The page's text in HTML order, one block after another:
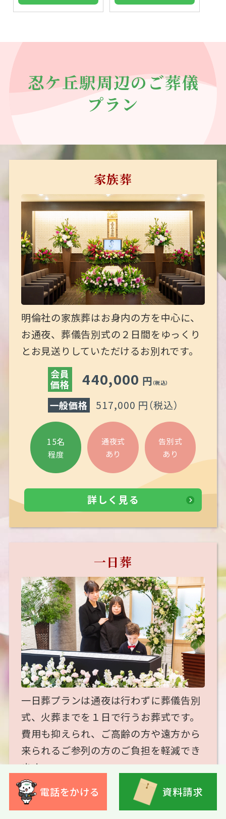
電話をかける 資料請求
忍ケ丘駅周辺のご葬儀
プラン
家族葬
明倫社の家族葬はお身内の方を中心に、
お通夜、葬儀告別式の２日間をゆっくり
とお見送りしていただけるお別れです。
会員
価格
440,000 円 （税込）
一般価格 517,000 円（税込）
15名
程度
通夜式
あり
告別式
あり
詳しく見る
一日葬
一日葬プランは通夜は行わずに葬儀告別
式、火葬までを１日で行うお葬式です。
費用も抑えられ、ご高齢の方や遠方から
来られるご参列の方のご負担を軽減でき
ます。
会員
価格
275,000 円（税込）